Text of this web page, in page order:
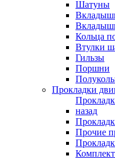
Шатуны
Кольца
Втулки
Гильзы
Поршни
Прокладки
назад
Прочие